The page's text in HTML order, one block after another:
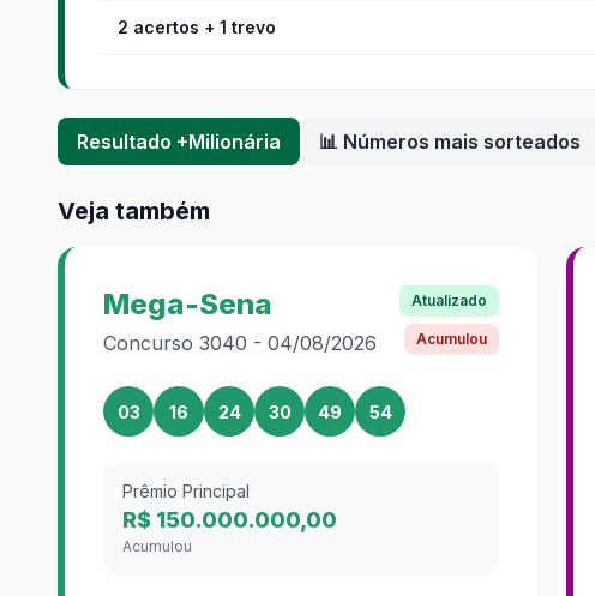
2 acertos + 1 trevo
Resultado +Milionária 📊 Números mais sorteados
Veja também
Mega-Sena
Concurso 3040 - 04/08/2026
Atualizado
Acumulou
03 16 24 30 49 54
Prêmio Principal
R$ 150.000.000,00
Acumulou